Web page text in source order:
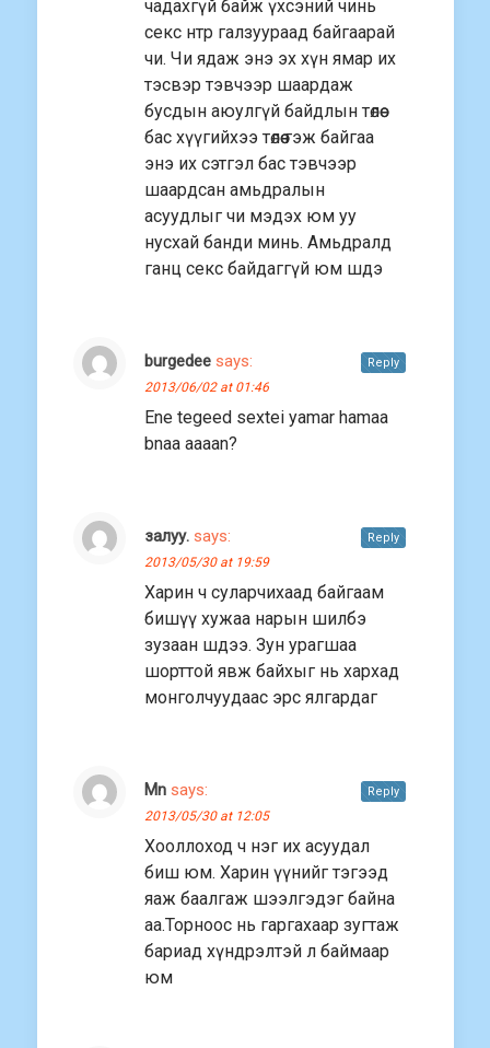
чадахгүй байж үхсэний чинь
секс нтр галзуураад байгаарай
чи. Чи ядаж энэ эх хүн ямар их
тэсвэр тэвчээр шаардаж
бусдын аюулгүй байдлын төлөө
бас хүүгийхээ төлөө гэж байгаа
энэ их сэтгэл бас тэвчээр
шаардсан амьдралын
асуудлыг чи мэдэх юм уу
нусхай банди минь. Амьдралд
ганц секс байдаггүй юм шдэ
burgedee says:
2013/06/02 at 01:46
Ene tegeed sextei yamar hamaa
bnaa aaaan?
Reply
залуу. says:
2013/05/30 at 19:59
Харин ч суларчихаад байгаам
бишүү хужаа нарын шилбэ
зузаан шдээ. Зун урагшаа
шорттой явж байхыг нь хархад
монголчуудаас эрс ялгардаг
Reply
Mn says:
2013/05/30 at 12:05
Хооллоход ч нэг их асуудал
биш юм. Харин үүнийг тэгээд
яаж баалгаж шээлгэдэг байна
аа.Торноос нь гаргахаар зугтаж
бариад хүндрэлтэй л баймаар
юм
Reply